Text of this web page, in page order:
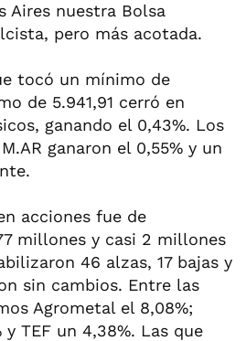
Aires nuestra Bolsa
pero más acotada.
tocó un mínimo de
de 5.941,91 cerró en
ganando el 0,43%. Los
ganaron el 0,55% y un
acciones fue de
millones y casi 2 millones
46 alzas, 17 bajas y
sin cambios. Entre las
Agrometal el 8,08%;
y TEF un 4,38%. Las que